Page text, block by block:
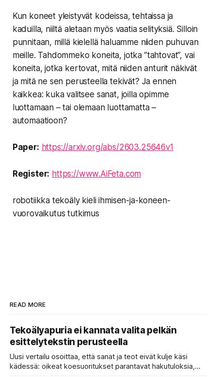
Kun koneet yleistyvät kodeissa, tehtaissa ja
kaduilla, niiltä aletaan myös vaatia selityksiä. Silloin
punnitaan, millä kielellä haluamme niiden puhuvan
meille. Tahdommeko koneita, jotka ”tahtovat”, vai
koneita, jotka kertovat, mitä niiden anturit näkivät
ja mitä ne sen perusteella tekivät? Ja ennen
kaikkea: kuka valitsee sanat, joilla opimme
luottamaan – tai olemaan luottamatta –
automaatioon?
Paper: https://arxiv.org/abs/2603.25646v1
Register: https://www.AiFeta.com
robotiikka tekoäly kieli ihmisen-ja-koneen-
vuorovaikutus tutkimus
READ MORE
Tekoälyapuria ei kannata valita pelkän
esittelytekstin perusteella
Uusi vertailu osoittaa, että sanat ja teot eivät kulje käsi
kädessä: oikeat koesuoritukset parantavat hakutuloksia,